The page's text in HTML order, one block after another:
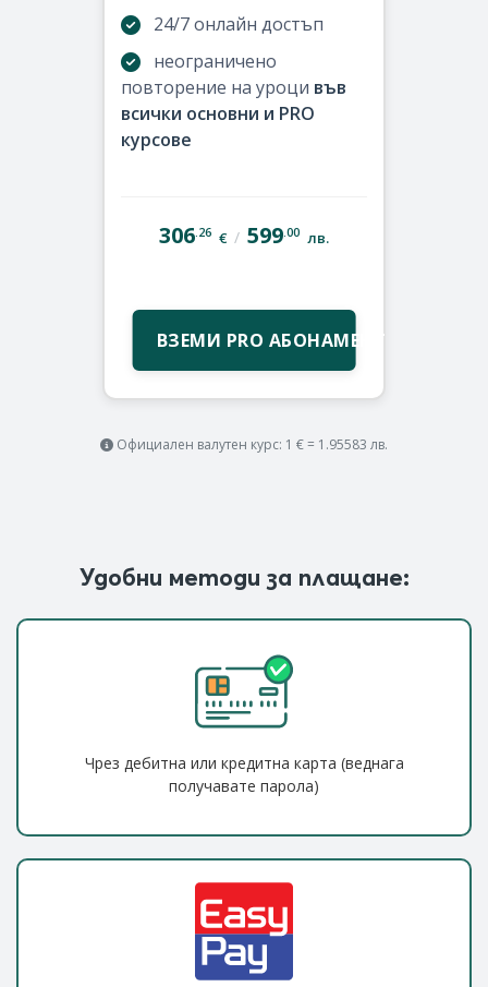
24/7 онлайн достъп
неограничено
повторение на уроци във
всички основни и PRO
курсове
306 .26 € / 599 .00 лв.
ВЗЕМИ PRO АБОНАМЕНТ
Официален валутен курс: 1 € = 1.95583 лв.
Удобни методи за плащане:
Чрез дебитна или кредитна карта (веднага
получавате парола)